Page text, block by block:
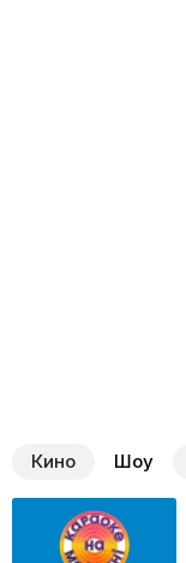
Кино Шоу